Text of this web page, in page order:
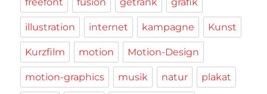
freefont fusion getränk grafik
illustration internet kampagne Kunst
Kurzfilm motion Motion-Design
motion-graphics musik natur plakat